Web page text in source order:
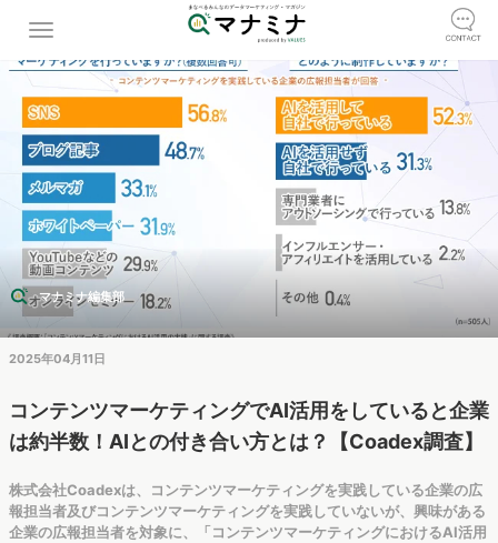
マナミナ編集部
2025年04月11日
コンテンツマーケティングでAI活用をしていると企業
は約半数！AIとの付き合い方とは？【Coadex調査】
株式会社Coadexは、コンテンツマーケティングを実践している企業の広
報担当者及びコンテンツマーケティングを実践していないが、興味がある
企業の広報担当者を対象に、「コンテンツマーケティングにおけるAI活用